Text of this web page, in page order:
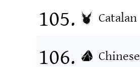
Catalan
Chinese